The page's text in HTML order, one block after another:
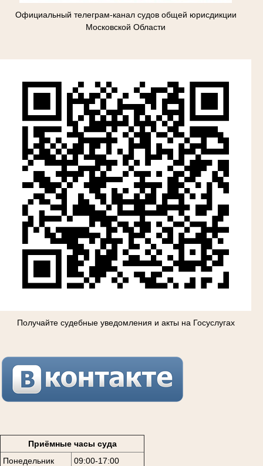
Официальный телеграм-канал судов общей юрисдикции
Московской Области
Получайте судебные уведомления и акты на Госуслугах
Приёмные часы суда
Понедельник
09:00-17:00